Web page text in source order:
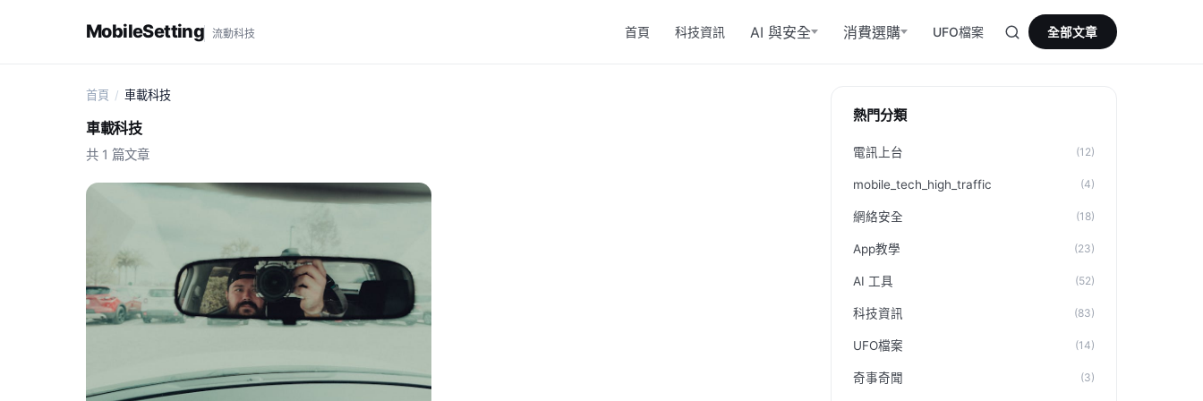
MobileSetting 流動科技 首頁 科技資訊 AI 與安全 消費選購 UFO檔案 全部文章
首頁 / 車載科技
車載科技
共 1 篇文章
熱門分類
電訊上台 (12)
mobile_tech_high_traffic (4)
網絡安全 (18)
App教學 (23)
AI 工具 (52)
科技資訊 (83)
UFO檔案 (14)
奇事奇聞 (3)